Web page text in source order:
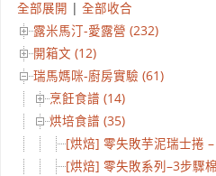
全部展開 | 全部收合
露米馬汀-愛露營 (232)
開箱文 (12)
瑞馬媽咪-廚房實驗 (61)
烹飪食譜 (14)
烘培食譜 (35)
[烘焙] 零失敗芋泥瑞士捲
[烘焙] 零失敗系列–3步驟